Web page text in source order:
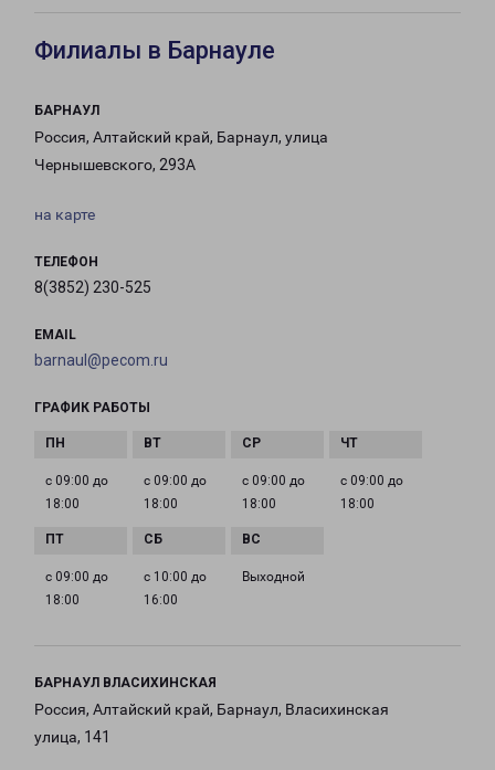
Филиалы в Барнауле
БАРНАУЛ
Россия, Алтайский край, Барнаул, улица
Чернышевского, 293А
на карте
ТЕЛЕФОН
8(3852) 230-525
EMAIL
barnaul@pecom.ru
ГРАФИК РАБОТЫ
с 09:00 до
18:00
с 09:00 до
18:00
с 09:00 до
18:00
с 09:00 до
18:00
с 09:00 до
18:00
с 10:00 до
16:00
Выходной
БАРНАУЛ ВЛАСИХИНСКАЯ
Россия, Алтайский край, Барнаул, Власихинская
улица, 141